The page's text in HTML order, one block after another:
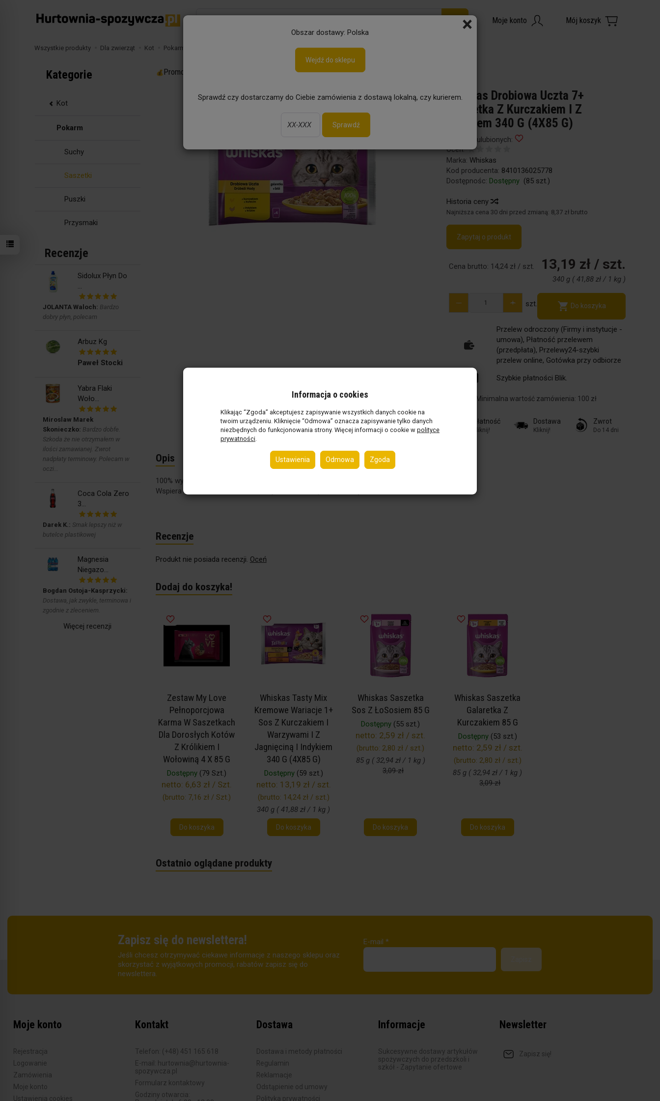
×
Obszar dostawy: Polska
Wejdź do sklepu
Sprawdź czy dostarczamy do Ciebie zamówienia z dostawą lokalną, czy kurierem.
Sprawdź
Wyszukaj
Wszystkie produkty Dla zwierząt Kot Pokarm Whiskas Drobiowa Uczta 7+ Galaretka Z Kurczakiem I Z Indykiem 340 G (4X85 G)
Promocje Piwo bezalkoholowe
Whiskas Drobiowa Uczta 7+
Galaretka Z Kurczakiem I Z
Indykiem 340 G (4X85 G)
Dodaj do ulubionych:
Oceń:
Marka: Whiskas
Kod producenta: 8410136025778
Dostępnośc: Dostępny (85 szt.)
Historia ceny
Najniższa cena 30 dni przed zmianą: 8,37 zł brutto
Zapytaj o produkt
Cena brutto: 14,24 zł/ szt. 13,19 zł / szt.
340 g(41,88 zł/ 1 kg)
- + szt. Do koszyka
Przelew odroczony (Firmy i instytucje -
umowa), Płatność przelewem
(przedpłata), Przelewy24-szybki
przelew online, Gotówka przy odbiorze
Szybkie płatności Blik.
Minimalna wartość zamówienia: 100 zł
Płatność
Kliknij!
Dostawa
Kliknij!
Zwrot
Do 14 dni
Opis
100% wysokiej jakości składników. Wszystkie potrzeby żywieniowe kota w wieku 7+.
Wspiera naturalnie silne mechanizmy obronne. Wspiera zdrową zwinność.
Recenzje
Produkt nie posiada recenzji. Oceń
Dodaj do koszyka!
Zestaw My Love
Pełnoporcjowa
Karma W Saszetkach
Dla Dorosłych Kotów
Z Królikiem I
Wołowiną 4 X 85 G
Dostępny (79 Szt.)
netto: 6,63 zł / Szt.
(brutto: 7,16 zł / Szt.)
Do koszyka
Whiskas Tasty Mix
Kremowe Wariacje 1+
Sos Z Kurczakiem I
Warzywami I Z
Jagnięciną I Indykiem
340 G (4X85 G)
Dostępny(59 szt.)
netto: 13,19 zł / szt.
(brutto: 14,24 zł / szt.)
340 g ( 41,88 zł / 1 kg )
Do koszyka
Whiskas Saszetka
Sos Z ŁoSosiem 85 G
Dostępny (55 szt.)
netto: 2,59 zł / szt.
(brutto: 2,80 zł / szt.)
85 g ( 32,94 zł / 1 kg )
3,09 zł
Do koszyka
Whiskas Saszetka
Galaretka Z
Kurczakiem 85 G
Dostępny(53 szt.)
netto: 2,59 zł / szt.
(brutto: 2,80 zł / szt.)
85 g ( 32,94 zł / 1 kg )
3,09 zł
Do koszyka
Ostatnio oglądane produkty
Kategorie
Kot
Pokarm
Suchy
Saszetki
Puszki
Przysmaki
Recenzje
Sidolux Płyn Do
JOLANTA Waloch: Bardzo
dobry płyn, polecam
Arbuz Kg
Paweł Stocki
Yabra Flaki
Woło...
Miroslaw Marek
Skonieczko: Bardzo dobfe.
Szkoda że nie otrzymałem w
ilości zamawianej. Zwrot
nadpłaty terminowy. Polecam w
oczi...
Coca Cola Zero
3...
Darek K.: Smak lepszy niż w
butelce plastikowej
Magnesia
Niegazo...
Bogdan Ostoja-Kasprzycki:
Dostawa, jak zwykle, terminowa i
zgodnie z zleceniem.
Więcej recenzji
Zapisz się do newslettera!
Jeśli chcesz otrzymywać ciekawe informacje z naszego sklepu oraz
skorzystać z wyjątkowych promocji, rabatów zapisz się do
newslettera.
E-mail *
Moje konto
Rejestracja
Logowanie
Zamówienia
Moje konto
Ustawienia cookies
Kontakt
Telefon: (+48) 451 165 618
E-mail: hurtownia@hurtownia-
spozywcza.pl
Formularz kontaktowy
Godziny otwarcia:
Dostawa
Dostawa i metody płatności
Regulamin
Reklamacje
Odstąpienie od umowy
Polityka prywatności
Informacje
Sukcesywne dostawy artykułów
spożywczych do przedszkoli i
szkół - Zapytanie ofertowe
Newsletter
Zapisz się!
Informacja o cookies
Klikając “Zgoda” akceptujesz zapisywanie wszystkich danych cookie na
twoim urządzeniu. Kliknięcie “Odmowa” oznacza zapisywanie tylko danych
niezbędnych do funkcjonowania strony. Więcej informacji o cookie w polityce
prywatności.
Ustawienia Odmowa Zgoda